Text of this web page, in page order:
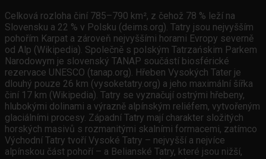
Celková rozloha činí 785–790 km², z čehož 78 % leží na
Slovensku a 22 % v Polsku (deims.org). Tatry jsou nejvyšším
pohořím Karpat a zároveň nejvyššími horami Evropy severně
od Alp (Wikipedia). Společně s polským Tatrzańskim Parkem
Narodowym je slovenský TANAP součástí biosférické
rezervace UNESCO (tanap.org). Hřeben Vysokých Tater je
dlouhý pouze 26 km (vysoketatry.org) a jeho maximální šířka
činí 17 km (Wikipedia). Tatry se vyznačují ostrými hřebeny,
hlubokými dolinami a výrazně alpínským reliéfem, vytvořeným
glaciálními procesy. Západní Tatry mají charakter složitých
horských masivů s rozmanitými skalními formacemi, zatímco
Východní Tatry tvoří Vysoké Tatry – nejvyšší a nejvíce
alpínskou část pohoří – a Belianské Tatry, které jsou nižší,